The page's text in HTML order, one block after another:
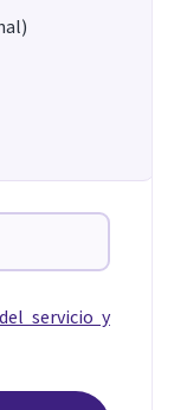
servicio y